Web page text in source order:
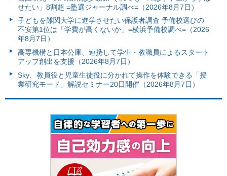
せたい」8割超 =塾選ジャーナル調べ=（2026年8月7日）
子どもを難関大学に進学させたい保護者調査 予備校選びの
不安第1位は「学費が高くないか」=横浜予備校調べ=（2026
年8月7日）
高専機構と日本公庫、連携して学生・教職員によるスタート
アップ創出を支援（2026年8月7日）
Sky、教員役と児童生徒役に分かれて操作を体験できる「授
業研究モード」解説セミナー20日開催（2026年8月7日）